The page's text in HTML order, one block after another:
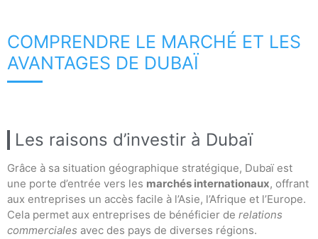
COMPRENDRE LE MARCHÉ ET LES
AVANTAGES DE DUBAÏ
Les raisons d’investir à Dubaï
Grâce à sa situation géographique stratégique, Dubaï est
une porte d’entrée vers les marchés internationaux, offrant
aux entreprises un accès facile à l’Asie, l’Afrique et l’Europe.
Cela permet aux entreprises de bénéficier de relations
commerciales avec des pays de diverses régions.